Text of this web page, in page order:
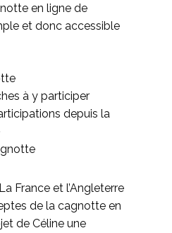
en ligne de
et donc accessible
à y participer
depuis la
France et l’Angleterre
de la cagnotte en
de Céline une